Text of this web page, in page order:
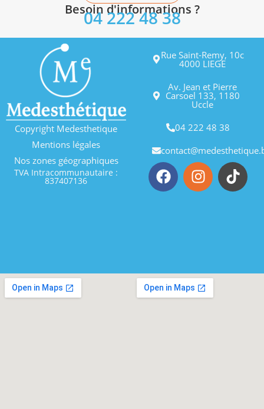
Besoin d'informations ?
04 222 48 38
Copyright Medesthetique
Mentions légales
Nos zones géographiques
TVA Intracommunautaire :
837407136
Rue Saint-Remy, 10c
4000 LIEGE
Av. Jean et Pierre
Carsoel 133, 1180
Uccle
04 222 48 38